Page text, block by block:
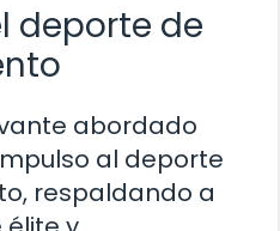
deporte de
abordado
al deporte
respaldando a